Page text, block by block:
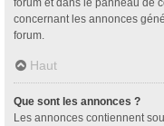
concernant les annonces
forum.
Haut
Que sont les annonces ?
Les annonces contiennent